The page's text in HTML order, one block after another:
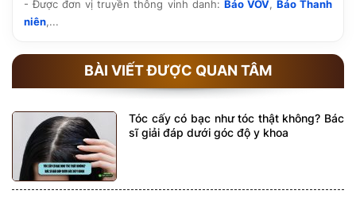
- Được đơn vị truyền thông vinh danh: Báo VOV, Báo Thanh
niên,...
BÀI VIẾT ĐƯỢC QUAN TÂM
Tóc cấy có bạc như tóc thật không? Bác
sĩ giải đáp dưới góc độ y khoa